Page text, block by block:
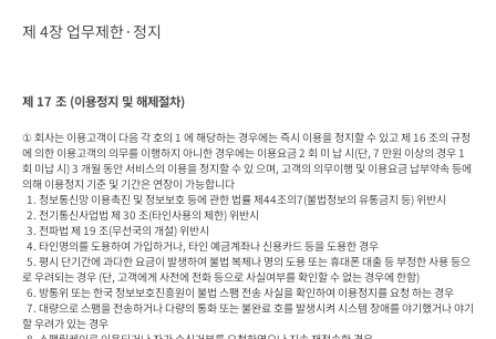
제 4장 업무제한·정지
제 17 조 (이용정지 및 해제절차)
① 회사는 이용고객이 다음 각 호의 1 에 해당하는 경우에는 즉시 이용을 정지할 수 있고 제 16 조의 규정
에 의한 이용고객의 의무를 이행하지 아니한 경우에는 이용요금 2 회 미 납 시(단, 7 만원 이상의 경우 1
회 미납 시) 3 개월 동안 서비스의 이용을 정지할 수 있 으며, 고객의 의무이행 및 이용요금 납부약속 등에
의해 이용정지 기준 및 기간은 연장이 가능합니다
로 우려되는 경우 (단, 고객에게 사전에 전화 등으로 사실여부를 확인할 수 없는 경우에 한함)
할 우려가 있는 경우